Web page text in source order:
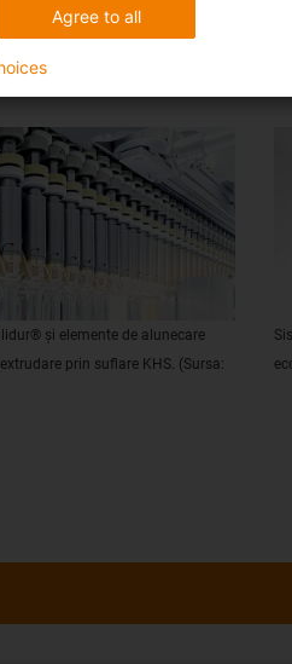
și elemente de alunecare
prin suflare KHS. (Sursa:
Agree to all